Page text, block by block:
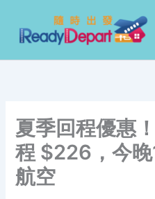
content
夏季回程優惠
程 $226，今晚
航空